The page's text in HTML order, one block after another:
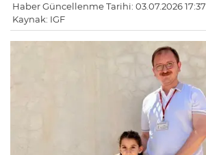
Haber Güncellenme Tarihi: 03.07.2026 17:37
Kaynak: IGF